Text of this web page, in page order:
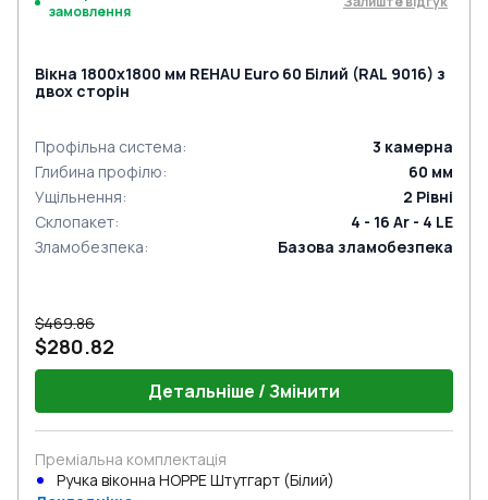
замовлення
Вікна 1800x1800 мм REHAU Euro 60 Білий (RAL 9016) з
двох сторін
Профільна система: 3 камерна
Глибина профілю: 60 мм
Ущільнення: 2 Рівні
Склопакет:
4 - 16 Ar - 4 LE
Зламобезпека: Базова зламобезпека
$469.86
$280.82
Детальніше / Змінити
Преміальна комплектація
Ручка віконна HOPPE Штутгарт (Білий)